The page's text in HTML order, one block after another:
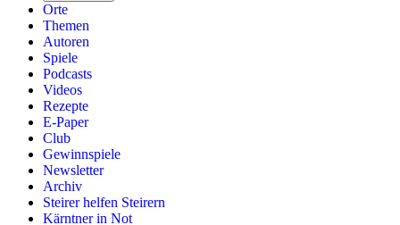
Orte
Themen
Autoren
Spiele
Podcasts
Videos
Rezepte
E-Paper
Club
Gewinnspiele
Newsletter
Archiv
Steirer helfen Steirern
Kärntner in Not